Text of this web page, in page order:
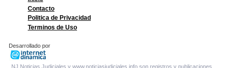
Contacto
Politica de Privacidad
Terminos de Uso
Desarrollado por
NJ Noticias Judiciales y www.noticiasjudiciales.info son registros y publicaciones